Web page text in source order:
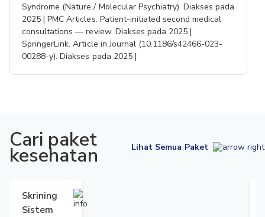
Syndrome (Nature / Molecular Psychiatry). Diakses pada
2025 | PMC Articles. Patient-initiated second medical
consultations — review. Diakses pada 2025 |
SpringerLink. Article in Journal (10.1186/s42466-023-
00288-y). Diakses pada 2025 |
Cari paket
kesehatan Lihat Semua Paket
Skrining
Sistem